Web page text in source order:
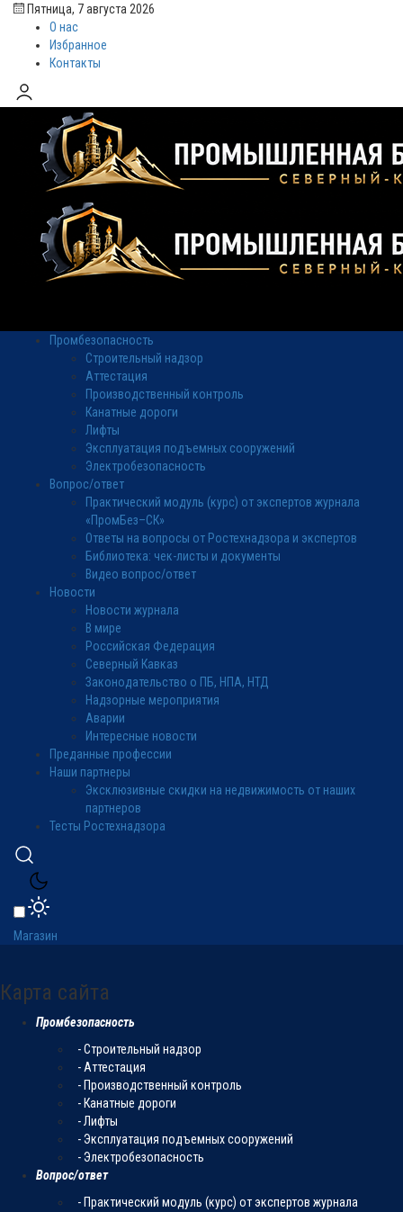
Пятница, 7 августа 2026
О нас
Избранное
Контакты
Промбезопасность
Строительный надзор
Аттестация
Производственный контроль
Канатные дороги
Лифты
Эксплуатация подъемных сооружений
Электробезопасность
Вопрос/ответ
Практический модуль (курс) от экспертов журнала
«ПромБез–СК»
Ответы на вопросы от Ростехнадзора и экспертов
Библиотека: чек-листы и документы
Видео вопрос/ответ
Новости
Новости журнала
В мире
Российская Федерация
Северный Кавказ
Законодательство о ПБ, НПА, НТД
Надзорные мероприятия
Аварии
Интересные новости
Преданные профессии
Наши партнеры
Эксклюзивные скидки на недвижимость от наших
партнеров
Тесты Ростехнадзора
Магазин
Карта сайта
Промбезопасность
- Строительный надзор
- Аттестация
- Производственный контроль
- Канатные дороги
- Лифты
- Эксплуатация подъемных сооружений
- Электробезопасность
Вопрос/ответ
- Практический модуль (курс) от экспертов журнала